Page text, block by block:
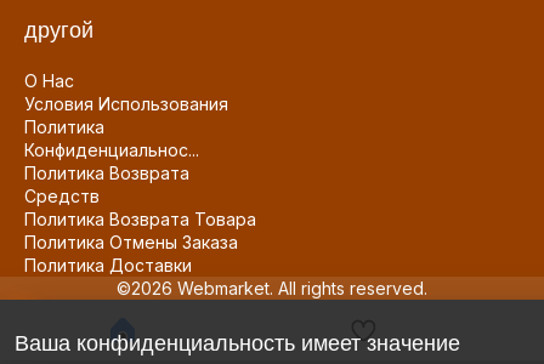
другой
О Нас
Условия Использования
Политика
Конфиденциальнос...
Политика Возврата
Средств
Политика Возврата Товара
Политика Отмены Заказа
Политика Доставки
©2026 Webmarket. All rights reserved.
Ваша конфиденциальность имеет значение